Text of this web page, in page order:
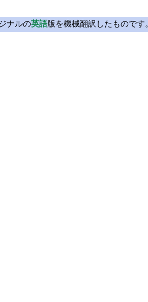
ナルの英語版を機械翻訳したものです